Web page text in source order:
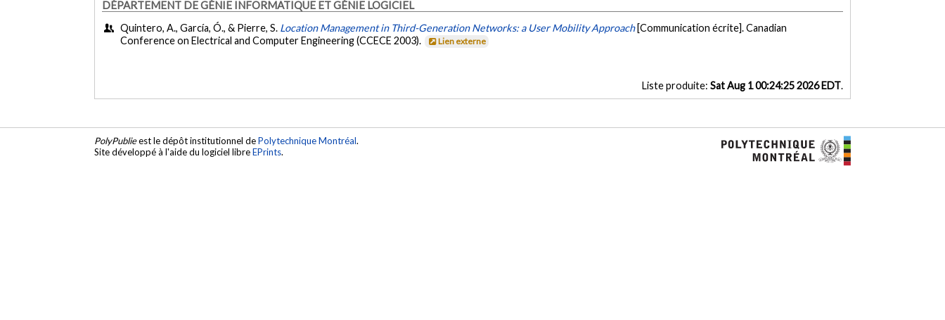
DÉPARTEMENT DE GÉNIE INFORMATIQUE ET GÉNIE LOGICIEL
Quintero, A., García, Ó., & Pierre, S. Location Management in Third-Generation Networks: a User Mobility Approach [Communication écrite]. Canadian
Conference on Electrical and Computer Engineering (CCECE 2003).
Lien externe
Liste produite: Sat Aug 1 00:24:25 2026 EDT.
PolyPublieest le dépôt institutionnel dePolytechnique Montréal.
Site développé à l'aide du logiciel libreEPrints.